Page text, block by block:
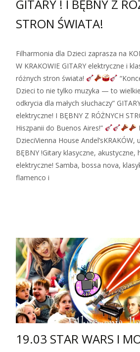
GITARY ! I BĘBNY Z
STRON ŚWIATA!
Filharmonia dla Dzieci zaprasza na
W KRAKOWIE GITARY elektryczne i
różnych stron świata!
Dzieci to nie tylko muzyka — to
odkrycia dla małych słuchaczy”
elektryczne! I BĘBNY Z RÓŻNYCH
Hiszpanii do Buenos Aires!”
DzieciVienna House Andel’sKRAKÓW,
BĘBNY !Gitary klasyczne, akustyczne,
elektryczne! Samba, bossa nova,
flamenco i
19.03 STAR WARS I